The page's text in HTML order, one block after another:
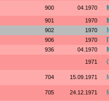
900 04.1970
901 1970
902 1970
906 1970
936 04.1970
1971
704 15.09.1971
705 24.12.1971